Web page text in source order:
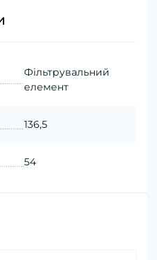
Фільтрувальний
елемент
136,5
54